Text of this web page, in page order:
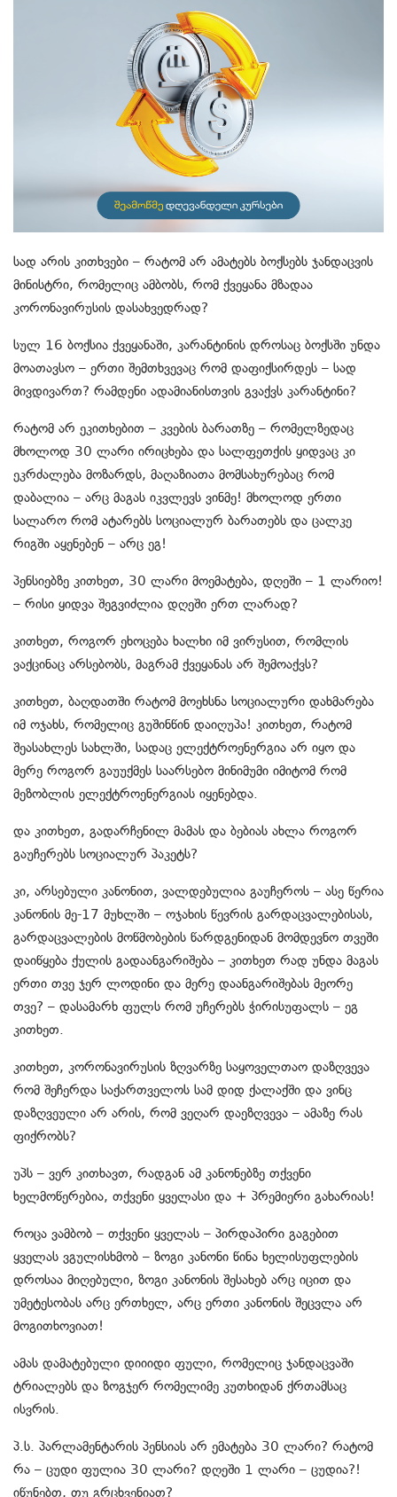
სად არის კითხვები – რატომ არ ამატებს ბოქსებს ჯანდაცვის
მინისტრი, რომელიც ამბობს, რომ ქვეყანა მზადაა
კორონავირუსის დასახვედრად?
სულ 16 ბოქსია ქვეყანაში, კარანტინის დროსაც ბოქსში უნდა
მოათავსო – ერთი შემთხვევაც რომ დაფიქსირდეს – სად
მივდივართ? რამდენი ადამიანისთვის გვაქვს კარანტინი?
რატომ არ ეკითხებით – კვების ბარათზე – რომელზედაც
მხოლოდ 30 ლარი ირიცხება და სალფეთქის ყიდვაც კი
ეკრძალება მოზარდს, მაღაზიათა მომსახურებაც რომ
დაბალია – არც მაგას იკვლევს ვინმე! მხოლოდ ერთი
სალარო რომ ატარებს სოციალურ ბარათებს და ცალკე
რიგში აყენებენ – არც ეგ!
პენსიებზე კითხეთ, 30 ლარი მოემატება, დღეში – 1 ლარიო!
– რისი ყიდვა შეგვიძლია დღეში ერთ ლარად?
კითხეთ, როგორ ეხოცება ხალხი იმ ვირუსით, რომლის
ვაქცინაც არსებობს, მაგრამ ქვეყანას არ შემოაქვს?
კითხეთ, ბაღდათში რატომ მოეხსნა სოციალური დახმარება
იმ ოჯახს, რომელიც გუშინწინ დაიღუპა! კითხეთ, რატომ
შეასახლეს სახლში, სადაც ელექტროენერგია არ იყო და
მერე როგორ გაუუქმეს საარსებო მინიმუმი იმიტომ რომ
მეზობლის ელექტროენერგიას იყენებდა.
და კითხეთ, გადარჩენილ მამას და ბებიას ახლა როგორ
გაუჩერებს სოციალურ პაკეტს?
კი, არსებული კანონით, ვალდებულია გაუჩეროს – ასე წერია
კანონის მე-17 მუხლში – ოჯახის წევრის გარდაცვალებისას,
გარდაცვალების მოწმობების წარდგენიდან მომდევნო თვეში
დაიწყება ქულის გადაანგარიშება – კითხეთ რად უნდა მაგას
ერთი თვე ჯერ ლოდინი და მერე დაანგარიშებას მეორე
თვე? – დასამარხ ფულს რომ უჩერებს ჭირისუფალს – ეგ
კითხეთ.
კითხეთ, კორონავირუსის ზღვარზე საყოველთაო დაზღვევა
რომ შეჩერდა საქართველოს სამ დიდ ქალაქში და ვინც
დაზღვეული არ არის, რომ ვეღარ დაეზღვევა – ამაზე რას
ფიქრობს?
უპს – ვერ კითხავთ, რადგან ამ კანონებზე თქვენი
ხელმოწერებია, თქვენი ყველასი და + პრემიერი გახარიას!
როცა ვამბობ – თქვენი ყველას – პირდაპირი გაგებით
ყველას ვგულისხმობ – ზოგი კანონი წინა ხელისუფლების
დროსაა მიღებული, ზოგი კანონის შესახებ არც იცით და
უმეტესობას არც ერთხელ, არც ერთი კანონის შეცვლა არ
მოგითხოვიათ!
ამას დამატებული დიიიდი ფული, რომელიც ჯანდაცვაში
ტრიალებს და ზოგჯერ რომელიმე კუთხიდან ქრთამსაც
ისვრის.
პ.ს. პარლამენტარის პენსიას არ ემატება 30 ლარი? რატომ
რა – ცუდი ფულია 30 ლარი? დღეში 1 ლარი – ცუდია?!
იწუნებთ, თუ გრცხვენიათ?